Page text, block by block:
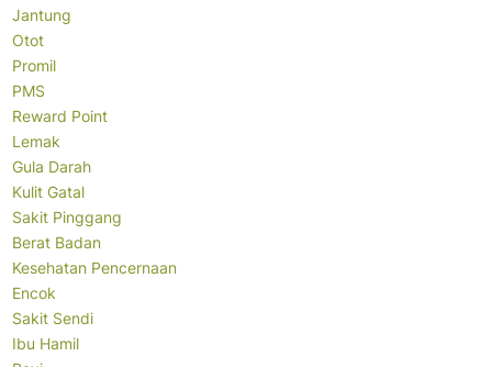
Jantung
Otot
Promil
PMS
Reward Point
Lemak
Gula Darah
Kulit Gatal
Sakit Pinggang
Berat Badan
Kesehatan Pencernaan
Encok
Sakit Sendi
Ibu Hamil